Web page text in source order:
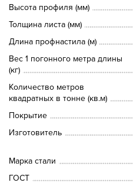
Высота профиля (мм)
Толщина листа (мм)
Длина профнастила (м)
Вес 1 погонного метра длины
(кг)
Количество метров
квадратных в тонне (кв.м)
Покрытие
Изготовитель
Марка стали
ГОСТ